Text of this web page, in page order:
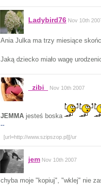
Ladybird76 Nov 10th
Ania Julka ma trzy miesiące
Jaką dziecko miało wagę
_zibi_ Nov 10th 2007
JEMMA jesteś boska
--
[url=http://www.szipszop.pl][/ur
jem Nov 10th 2007
chyba moje "kopiuj", "wklej" nie